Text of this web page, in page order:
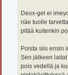
Deox-gel ei
näe tuolle
pitää kuitenkin
Poista siis ensin
Sen jälkeen
pois vedellä ja